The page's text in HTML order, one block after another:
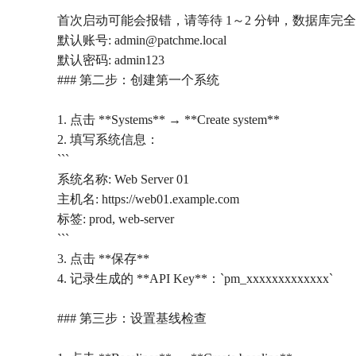
首次启动可能会报错，请等待 1～2 分钟，数据库完
默认账号: admin@patchme.local
默认密码: admin123
### 第二步：创建第一个系统
1. 点击 **Systems** → **Create system**
2. 填写系统信息：
```
系统名称: Web Server 01
主机名: https://web01.example.com
标签: prod, web-server
```
3. 点击 **保存**
4. 记录生成的 **API Key**：`pm_xxxxxxxxxxxxx`
### 第三步：设置基线检查